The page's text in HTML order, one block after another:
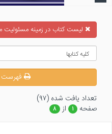
ليست كتاب در زمينه
تعداد يافت شده (۹۷)
صفحه
۱ از ۸